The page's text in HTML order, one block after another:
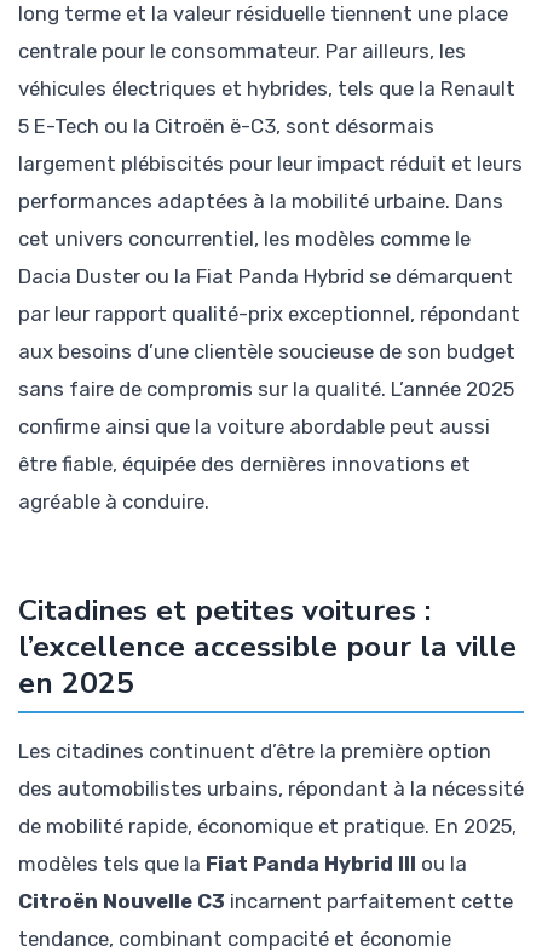
long terme et la valeur résiduelle tiennent une place
centrale pour le consommateur. Par ailleurs, les
véhicules électriques et hybrides, tels que la Renault
5 E-Tech ou la Citroën ë-C3, sont désormais
largement plébiscités pour leur impact réduit et leurs
performances adaptées à la mobilité urbaine. Dans
cet univers concurrentiel, les modèles comme le
Dacia Duster ou la Fiat Panda Hybrid se démarquent
par leur rapport qualité-prix exceptionnel, répondant
aux besoins d’une clientèle soucieuse de son budget
sans faire de compromis sur la qualité. L’année 2025
confirme ainsi que la voiture abordable peut aussi
être fiable, équipée des dernières innovations et
agréable à conduire.
Citadines et petites voitures :
l’excellence accessible pour la ville
en 2025
Les citadines continuent d’être la première option
des automobilistes urbains, répondant à la nécessité
de mobilité rapide, économique et pratique. En 2025,
modèles tels que la Fiat Panda Hybrid III ou la
Citroën Nouvelle C3 incarnent parfaitement cette
tendance, combinant compacité et économie